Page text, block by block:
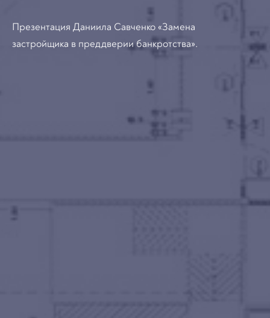
Презентация Даниила Савченко «Замена
застройщика в преддверии банкротства».